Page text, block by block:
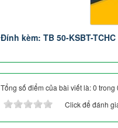
Đính kèm: TB 50-KSBT-TCHC
Tổng số điểm của bài viết là: 0 trong
Click để đánh